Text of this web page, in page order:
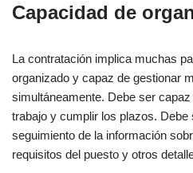
Capacidad de
La contratación implica muchas
organizado y capaz de gestionar
simultáneamente. Debe ser
trabajo y cumplir los plazos.
seguimiento de la información
requisitos del puesto y otros